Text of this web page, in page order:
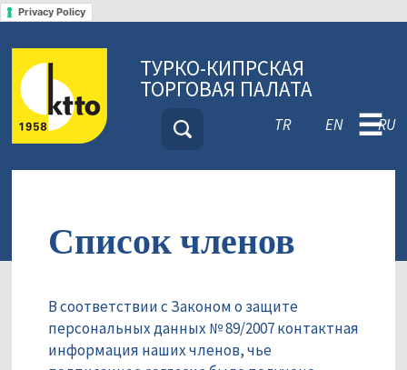
Privacy Policy
ТУРКО-КИПРСКАЯ
ТОРГОВАЯ ПАЛАТА
TR EN RU
☰
Список членов
В соответствии с Законом о защите
персональных данных № 89/2007 контактная
информация наших членов, чье